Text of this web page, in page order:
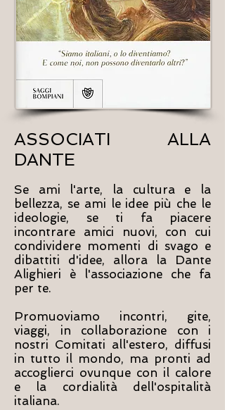
ASSOCIATI ALLA
DANTE
Se ami l'arte, la cultura e la
bellezza, se ami le idee più che le
ideologie, se ti fa piacere
incontrare amici nuovi, con cui
condividere momenti di svago e
dibattiti d'idee, allora la Dante
Alighieri è l'associazione che fa
per te.
Promuoviamo incontri, gite,
viaggi, in collaborazione con i
nostri Comitati all'estero, diffusi
in tutto il mondo, ma pronti ad
accoglierci ovunque con il calore
e la cordialità dell'ospitalità
italiana.